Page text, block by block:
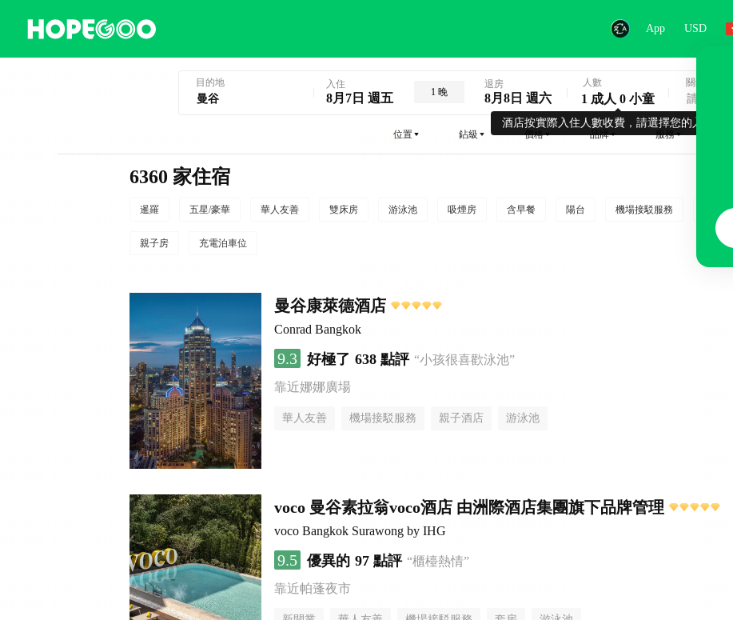
App USD
目的地 入住
8月7日 週五 1 晚
退房
8月8日 週六
酒店按實際入住人數收費，請選擇您的入住人數
人數
1 成人 0 小童
關鍵字
位置 鉆級 價格 品牌 服務
6360 家住宿
暹羅 五星/豪華 華人友善 雙床房 游泳池 吸煙房 含早餐 陽台 機場接駁服務 吸煙區
親子房 充電泊車位
曼谷康萊德酒店
Conrad Bangkok
9.3 好極了 638 點評 “小孩很喜歡泳池”
靠近娜娜廣場
華人友善 機場接駁服務 親子酒店 游泳池
voco 曼谷素拉翁voco酒店 由洲際酒店集團旗下品牌管理
voco Bangkok Surawong by IHG
9.5 優異的 97 點評 “櫃檯熱情”
靠近帕蓬夜市